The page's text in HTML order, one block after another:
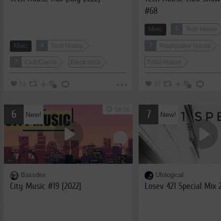
Микс 4 Tech House
7 Club/Dance Electronica
53
#68
Микс 5 Tech House
7 Progressive House
Tribal-House
37
6 New!
Bassdex
City Music #19 [2022]
59:56 7 New!
Ufological
Losev 421 Special Mix